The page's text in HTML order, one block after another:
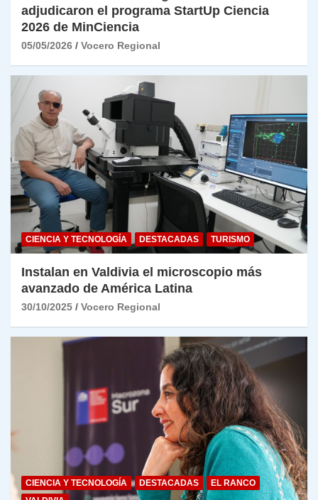
adjudicaron el programa StartUp Ciencia
2026 de MinCiencia
05/05/2026 Vocero Regional
CIENCIA Y TECNOLOGÍA DESTACADAS TURISMO
Instalan en Valdivia el microscopio más
avanzado de América Latina
30/10/2025 Vocero Regional
CIENCIA Y TECNOLOGÍA DESTACADAS
EL RANCO